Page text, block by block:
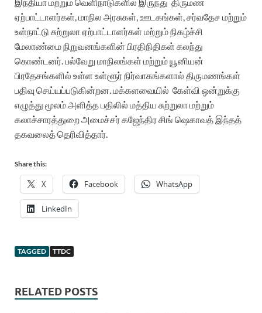
இந்தியா மற்றும் வெளிநாடுகளில் இருந்து திருமண
ஏற்பாட்டாளர்கள், மாநில அரசுகள், ஊடகங்கள், சர்வதேச மற்றும்
உள்நாட்டு சுற்றுலா ஏற்பாட்டாளர்கள் மற்றும் நிகழ்ச்சி
மேலாண்மை நிறுவனங்களின் பிரதிநிதிகள் கலந்து
கொண்டனர். பல்வேறு மாநிலங்கள் மற்றும் யூனியன்
பிரதேசங்களில் உள்ள உள்ளூர் நிர்வாகங்களால் திருமணங்கள்
பதிவு செய்யப்படுகின்றன. மக்களவையில் கேள்வி ஒன்றுக்கு
எழுத்து மூலம் அளித்த பதிலில் மத்திய சுற்றுலா மற்றும்
கலாச்சாரத்துறை அமைச்சர் கஜேந்திர சிங் ஷெகாவத் இந்தத்
தகவலைத் தெரிவித்தார்.
Share this:
X Facebook WhatsApp
LinkedIn
TAGGED TTDC
RELATED POSTS